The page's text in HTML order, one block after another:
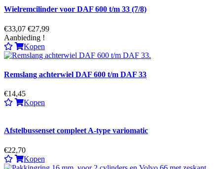
Wielremcilinder voor DAF 600 t/m 33 (7/8)
€33,07 €27,99
Aanbieding !
Kopen
Remslang achterwiel DAF 600 t/m DAF 33
€14,45
Kopen
Afstelbussenset compleet A-type variomatic
€22,70
Kopen